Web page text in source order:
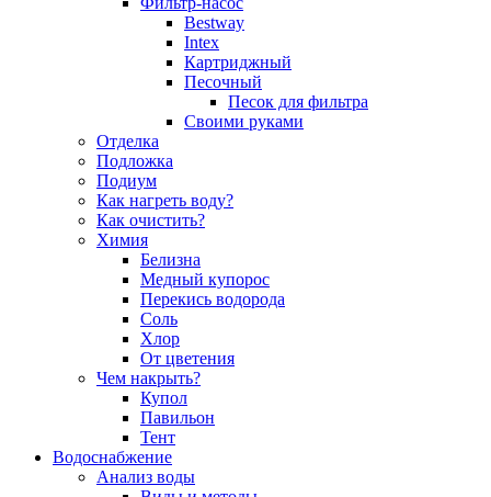
Bestway
Intex
Картриджный
Песочный
Песок для фильтра
Своими руками
Отделка
Подложка
Подиум
Как нагреть воду?
Как очистить?
Химия
Белизна
Медный купорос
Перекись водорода
Соль
Хлор
От цветения
Чем накрыть?
Купол
Павильон
Тент
Водоснабжение
Анализ воды